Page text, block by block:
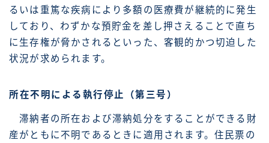
るいは重篤な疾病により多額の医療費が継続的に発生
しており、わずかな預貯金を差し押さえることで直ち
に生存権が脅かされるといった、客観的かつ切迫した
状況が求められます。
所在不明による執行停止（第三号）
滞納者の所在および滞納処分をすることができる財
産がともに不明であるときに適用されます。住民票の